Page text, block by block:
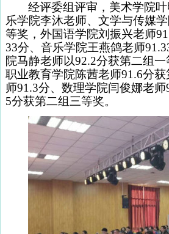
经评委组评审，美术学院
乐学院李沐老师、文学与传媒
等奖，外国语学院刘振兴老师
33分、音乐学院王燕鸽老师
院马静老师以92.2分获第二组
职业教育学院陈茜老师91.6分
师91.3分、数理学院闫俊娜老
5分获第二组三等奖。